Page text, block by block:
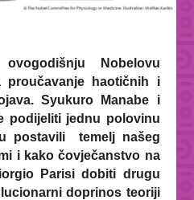
Nobelovu
proučavanje haotičnih i
Syukuro Manabe i
podijeliti jednu polovinu
postavili
temelj našeg
i kako čovječanstvo na
Parisi dobiti drugu
doprinos teoriji